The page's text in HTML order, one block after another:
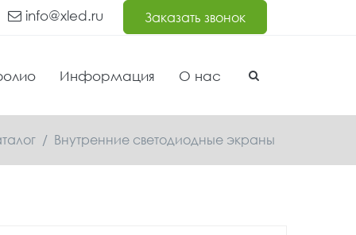
info@xled.ru Заказать звонок
Информация О нас
/ Внутренние светодиодные экраны